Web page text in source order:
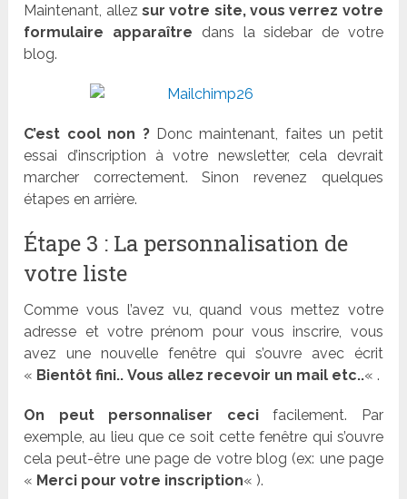
Maintenant, allez sur votre site, vous verrez votre
formulaire apparaître dans la sidebar de votre
blog.
C’est cool non ?Donc maintenant, faites un petit
essai d’inscription à votre newsletter, cela devrait
marcher correctement. Sinon revenez quelques
étapes en arrière.
Étape 3 : La personnalisation de
votre liste
Comme vous l’avez vu, quand vous mettez votre
adresse et votre prénom pour vous inscrire, vous
avez une nouvelle fenêtre qui s’ouvre avec écrit
« Bientôt fini.. Vous allez recevoir un mail etc..« .
On peut personnaliser cecifacilement. Par
exemple, au lieu que ce soit cette fenêtre qui s’ouvre
cela peut-être une page de votre blog (ex: une page
« Merci pour votre inscription« ).